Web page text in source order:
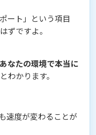
ート」という項目
ずですよ。
あなたの環境で本当に
わかります。
速度が変わることが